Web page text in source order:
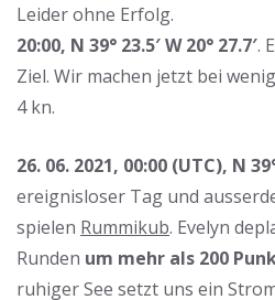
Leider ohne Erfolg.
20:00, N 39° 23.5′ W 20° 27.7′.
Ziel. Wir machen jetzt bei
4 kn.
26. 06. 2021, 00:00 (UTC), N
ereignisloser Tag und
spielen Rummikub. Evelyn
Runden um mehr als 200
ruhiger See setzt uns ein